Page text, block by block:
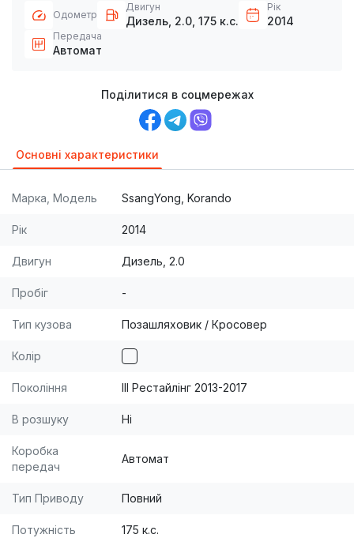
Одометр
Двигун
Дизель, 2.0, 175 к.с.
Рік
2014
Передача
Автомат
Поділитися в соцмережах
Основні характеристики
Марка, Модель SsangYong, Korando
Рік 2014
Двигун Дизель, 2.0
Пробіг -
Тип кузова Позашляховик / Кросовер
Колір
Покоління III Рестайлінг 2013-2017
В розшуку Ні
Коробка
передач
Автомат
Тип Приводу Повний
Потужність 175 к.с.